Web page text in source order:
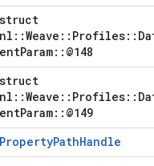
struct
entParam::@148
struct
entParam::@149
PropertyPathHandle